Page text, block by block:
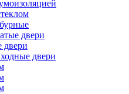
двери
двери
двери